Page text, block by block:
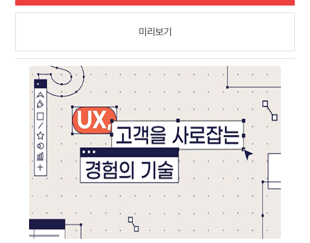
미리보기